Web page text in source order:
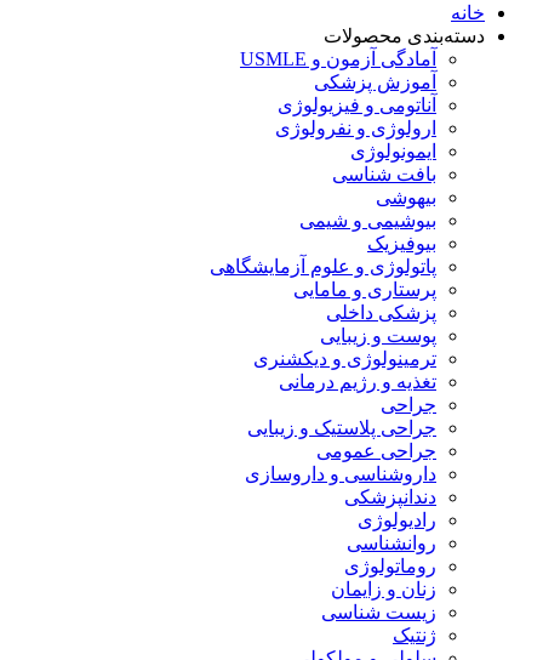
خانه
دسته‌بندی محصولات
آمادگی آزمون و USMLE
آموزش پزشکی
آناتومی و فیزیولوژی
ارولوژی و نفرولوژی
ایمونولوژی
بافت شناسی
بیهوشی
بیوشیمی و شیمی
بیوفیزیک
پاتولوژی و علوم آزمایشگاهی
پرستاری و مامایی
پزشکی داخلی
پوست و زیبایی
ترمینولوژی و دیکشنری
تغذیه و رژیم درمانی
جراحی
جراحی پلاستیک و زیبایی
جراحی عمومی
داروشناسی و داروسازی
دندانپزشکی
رادیولوژی
روانشناسی
روماتولوژی
زنان و زایمان
زیست شناسی
ژنتیک